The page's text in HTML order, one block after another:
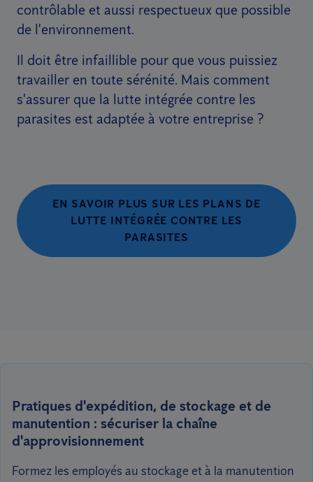
contrôlable et aussi respectueux que possible
de l'environnement.
Il doit être infaillible pour que vous puissiez
travailler en toute sérénité. Mais comment
s'assurer que la lutte intégrée contre les
parasites est adaptée à votre entreprise ?
EN SAVOIR PLUS SUR LES PLANS DE
LUTTE INTÉGRÉE CONTRE LES
PARASITES
Pratiques d'expédition, de stockage et de
manutention : sécuriser la chaîne
d'approvisionnement
Formez les employés au stockage et à la manutention